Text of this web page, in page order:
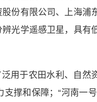
份有限公司、上海浦
光学遥感卫星，具有
用于农田水利、自然
撑和保障；“河南一号